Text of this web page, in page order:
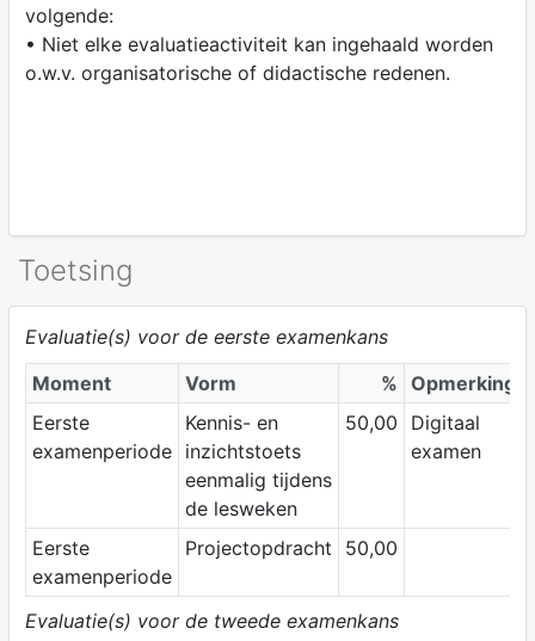
volgende:
• Niet elke evaluatieactiviteit kan ingehaald worden
o.w.v. organisatorische of didactische redenen.
Toetsing
Evaluatie(s) voor de eerste examenkans
Moment
Vorm % Opmerking
Eerste
examenperiode
Kennis- en
inzichtstoets
eenmalig tijdens
de lesweken
50,00
Digitaal
examen
Eerste
examenperiode
Projectopdracht 50,00
Evaluatie(s) voor de tweede examenkans